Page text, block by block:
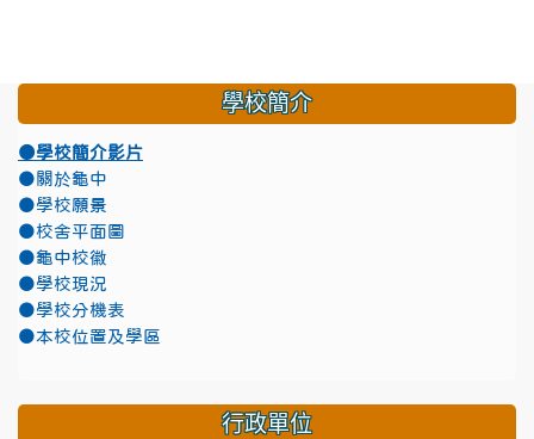
學校簡介
●學校簡介影片
●關於龜中
●學校願景
●校舍平面圖
●龜中校徽
●學校現況
●學校分機表
●本校位置及學區
行政單位